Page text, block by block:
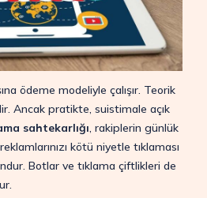
ödeme modeliyle çalışır. Teorik
Ancak pratikte, suistimale açık
sahtekarlığı, rakiplerin günlük
kötü niyetle tıklaması
Botlar ve tıklama çiftlikleri de